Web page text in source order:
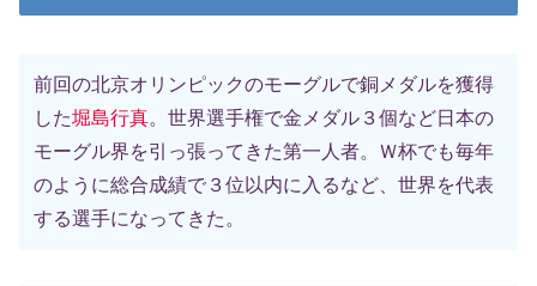
前回の北京オリンピックのモーグルで銅メダルを獲得
した堀島行真。世界選手権で金メダル３個など日本の
モーグル界を引っ張ってきた第一人者。Ｗ杯でも毎年
のように総合成績で３位以内に入るなど、世界を代表
する選手になってきた。